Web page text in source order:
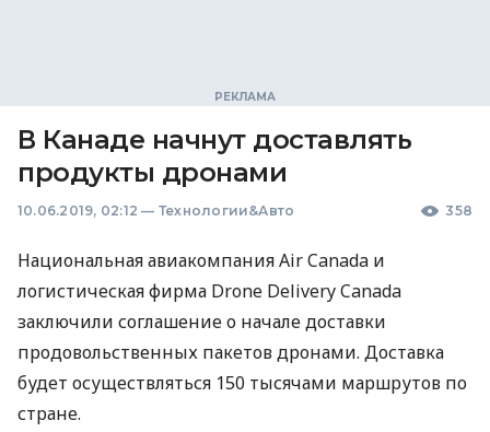
В Канаде начнут доставлять
продукты дронами
10.06.2019, 02:12 — Технологии&Авто 358
Национальная авиакомпания Air Canada и
логистическая фирма Drone Delivery Canada
заключили соглашение о начале доставки
продовольственных пакетов дронами. Доставка
будет осуществляться 150 тысячами маршрутов по
стране.